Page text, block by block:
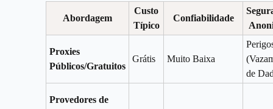
Abordagem
Custo
Típico
Confiabilidade
Proxies
Públicos/Gratuitos
Grátis Muito Baixa
de
Provedores de